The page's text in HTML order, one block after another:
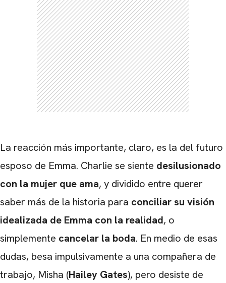
La reacción más importante, claro, es la del futuro
esposo de Emma. Charlie se siente desilusionado
con la mujer que ama, y dividido entre querer
saber más de la historia para conciliar su visión
idealizada de Emma con la realidad, o
simplemente cancelar la boda. En medio de esas
dudas, besa impulsivamente a una compañera de
trabajo, Misha (Hailey Gates), pero desiste de